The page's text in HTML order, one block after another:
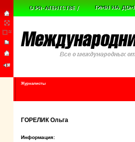
Журналисты
ГОРЕЛИК Ольга
Информация: